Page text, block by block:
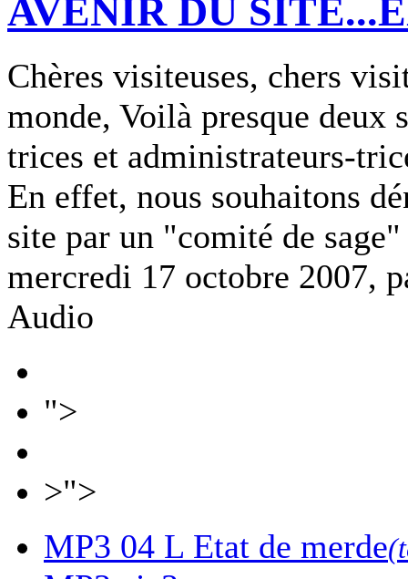
AVENIR DU
Chères visiteuses, chers
monde, Voilà presque deux
trices et administrateurs-
En effet, nous souhaitons
site par un "comité de
mercredi 17 octobre 2007,
Audio
">
>">
MP3 04 L Etat de merde